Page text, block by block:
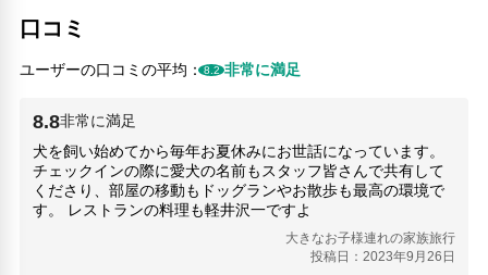
口コミ
ユーザーの口コミの平均：8.2 非常に満足
8.8非常に満足
犬を飼い始めてから毎年お夏休みにお世話になっています。
チェックインの際に愛犬の名前もスタッフ皆さんで共有して
くださり、部屋の移動もドッグランやお散歩も最高の環境で
す。 レストランの料理も軽井沢一ですよ
大きなお子様連れの家族旅行
投稿日：2023年9月26日